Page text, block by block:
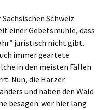
Schweiz
einer Gebetsmühle, dass
juristisch nicht gibt.
immer geartete
in den meisten Fällen
Nun, die Harzer
und haben den Wald
besagen: wer hier lang